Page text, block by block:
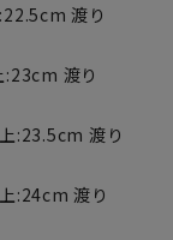
渡り
渡り
:23.5cm 渡り
:24cm 渡り